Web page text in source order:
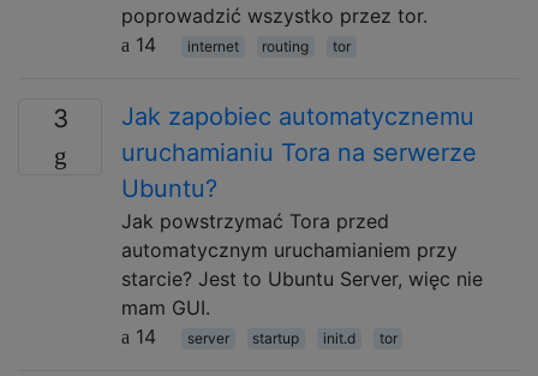
poprowadzić wszystko przez tor.
14
internet routing tor
3
Jak zapobiec automatycznemu
uruchamianiu Tora na serwerze
Ubuntu?
Jak powstrzymać Tora przed
automatycznym uruchamianiem przy
starcie? Jest to Ubuntu Server, więc nie
mam GUI.
14
server startup init.d tor